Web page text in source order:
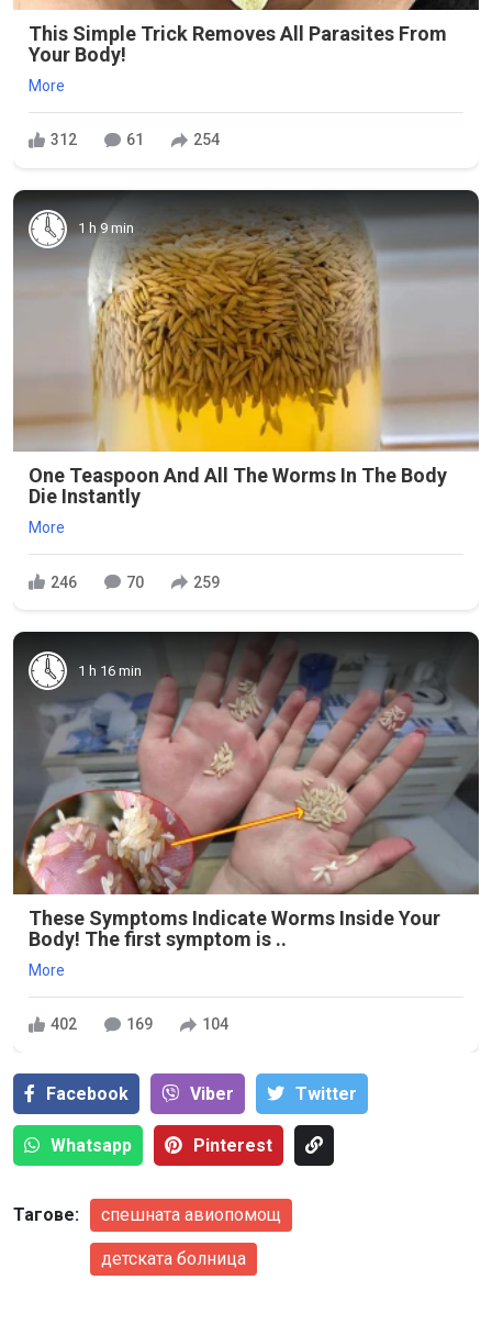
This Simple Trick Removes All Parasites From
Your Body!
More
312 61 254
1 h 9 min
One Teaspoon And All The Worms In The Body
Die Instantly
More
246 70 259
1 h 16 min
These Symptoms Indicate Worms Inside Your
Body! The first symptom is ..
More
402 169 104
Facebook Viber Тwitter
Whatsapp Pinterest
Тагове: спешната авиопомощ
детската болница